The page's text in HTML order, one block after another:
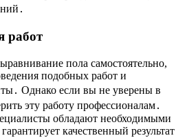
работ
пола самостоятельно,
подобных работ и
Однако если вы не уверены в
эту работу профессионалам․
обладают необходимыми
качественный результат